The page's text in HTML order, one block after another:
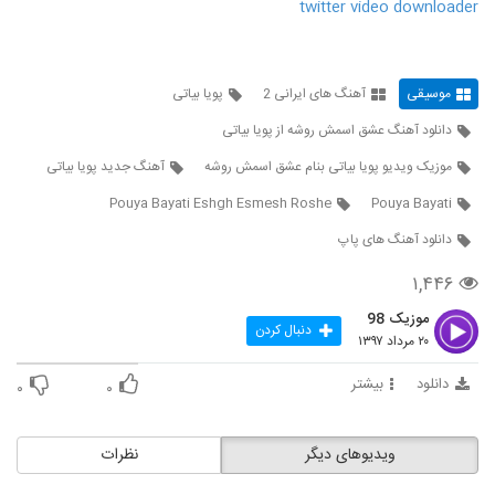
علی امینی آهنگ اینه عشق من
29
Ali Arshadi Havadar
30
۱,۰۱۵ بازدید
دانلود آهنگ حسین توکلی یه فکری کن برام
دانلود آهنگ کار دادی دستم از پازل بند
twitter video downloader
موسیقی آهنگ های ایرانی 2
پویا بیاتی
دانلود آهنگ عشق اسمش روشه از پویا بیاتی
موزیک ویدیو پویا بیاتی بنام عشق اسمش روشه
آهنگ جدید پویا بیاتی
Pouya Bayati
Pouya Bayati Eshgh Esmesh Roshe
دانلود آهنگ های پاپ
۱,۴۴۶
موزیک 98
۲۰ مرداد ۱۳۹۷ دنبال کردن
دانلود بیشتر ۰ ۰
نظرات ویدیوهای دیگر